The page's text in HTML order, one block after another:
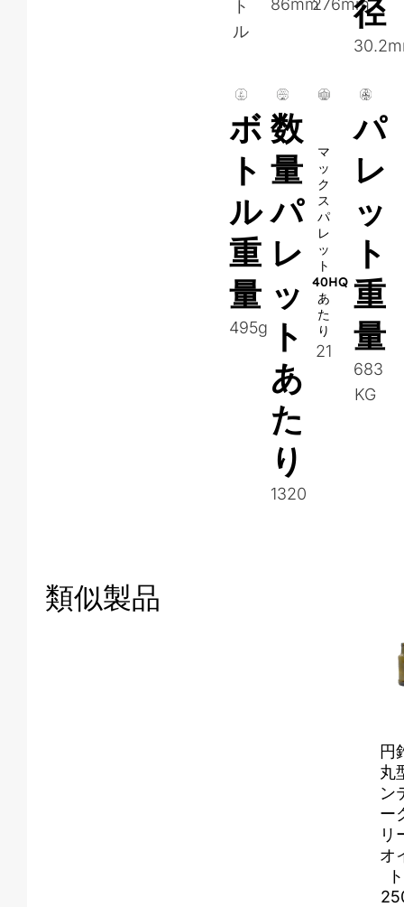
ト
ル
86mm276mm径
ボ
ト
ル
重
量
495g
数
量
パ
レ
ッ
ト
あ
た
り
1320
マ
ッ
ク
ス
パ
レ
ッ
ト
40HQ
あ
た
り
21
パ
レ
ッ
ト
重
量
683
KG
類似製品
円
丸
ン
ー
リ
オ